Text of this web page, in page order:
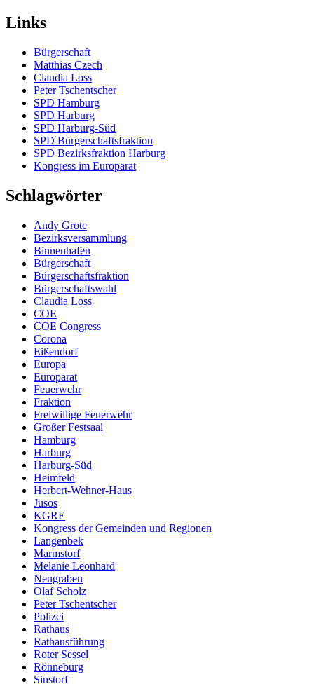
Links
Bürgerschaft
Matthias Czech
Claudia Loss
Peter Tschentscher
SPD Hamburg
SPD Harburg
SPD Harburg-Süd
SPD Bürgerschaftsfraktion
SPD Bezirksfraktion Harburg
Kongress im Europarat
Schlagwörter
Andy Grote
Bezirksversammlung
Binnenhafen
Bürgerschaft
Bürgerschaftsfraktion
Bürgerschaftswahl
Claudia Loss
COE
COE Congress
Corona
Eißendorf
Europa
Europarat
Feuerwehr
Fraktion
Freiwillige Feuerwehr
Großer Festsaal
Hamburg
Harburg
Harburg-Süd
Heimfeld
Herbert-Wehner-Haus
Jusos
KGRE
Kongress der Gemeinden und Regionen
Langenbek
Marmstorf
Melanie Leonhard
Neugraben
Olaf Scholz
Peter Tschentscher
Polizei
Rathaus
Rathausführung
Roter Sessel
Rönneburg
Sinstorf